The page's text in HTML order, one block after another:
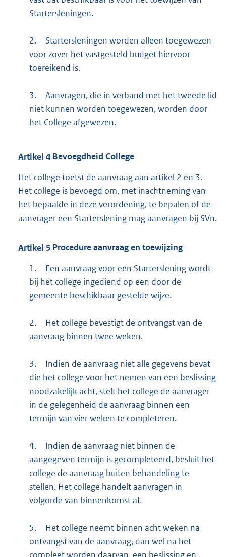
Startersleningen.
2.
Startersleningen worden alleen toegewezen
voor zover het vastgesteld budget hiervoor
toereikend is.
3.
Aanvragen, die in verband met het tweede lid
niet kunnen worden toegewezen, worden door
het College afgewezen.
Artikel 4 Bevoegdheid College
Het college toetst de aanvraag aan artikel 2 en 3.
Het college is bevoegd om, met inachtneming van
het bepaalde in deze verordening, te bepalen of de
aanvrager een Starterslening mag aanvragen bij SVn.
Artikel 5 Procedure aanvraag en toewijzing
1.
Een aanvraag voor een Starterslening wordt
bij het college ingediend op een door de
gemeente beschikbaar gestelde wijze.
2.
Het college bevestigt de ontvangst van de
aanvraag binnen twee weken.
3.
Indien de aanvraag niet alle gegevens bevat
die het college voor het nemen van een beslissing
noodzakelijk acht, stelt het college de aanvrager
in de gelegenheid de aanvraag binnen een
termijn van vier weken te completeren.
4.
Indien de aanvraag niet binnen de
aangegeven termijn is gecompleteerd, besluit het
college de aanvraag buiten behandeling te
stellen. Het college handelt aanvragen in
volgorde van binnenkomst af.
5.
Het college neemt binnen acht weken na
ontvangst van de aanvraag, dan wel na het